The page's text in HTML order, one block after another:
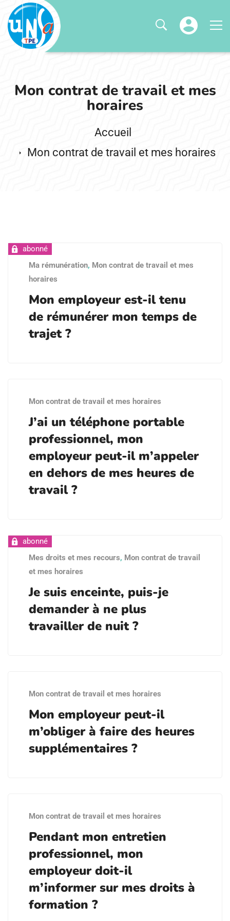
Mon contrat de travail et mes
horaires
Mon contrat de travail et mes horaires
Ma rémunération, Mon contrat de travail et mes
horaires
Mon employeur est-il tenu
de rémunérer mon temps de
trajet ?
Mon contrat de travail et mes horaires
J’ai un téléphone portable
professionnel, mon
employeur peut-il m’appeler
en dehors de mes heures de
travail ?
Mes droits et mes recours, Mon contrat de travail
et mes horaires
Je suis enceinte, puis-je
demander à ne plus
travailler de nuit ?
Mon contrat de travail et mes horaires
Mon employeur peut-il
m’obliger à faire des heures
supplémentaires ?
Mon contrat de travail et mes horaires
Pendant mon entretien
professionnel, mon
employeur doit-il
m’informer sur mes droits à
formation ?